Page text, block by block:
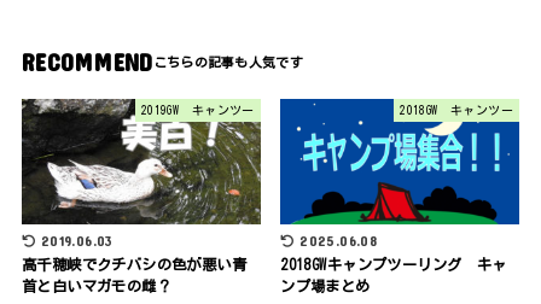
RECOMMEND
2019GW キャンツー
2019.06.03
高千穂峡でクチバシの色が悪い青
首と白いマガモの雌？
2018GW キャンツー
2025.06.08
2018GWキャンプツーリング キャ
ンプ場まとめ